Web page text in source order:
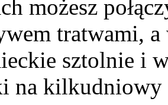
możesz
tratwami,
sztolnie i
na kilkudniowy